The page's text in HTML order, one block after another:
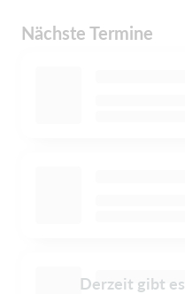
Nächste Termine
Derzeit gibt